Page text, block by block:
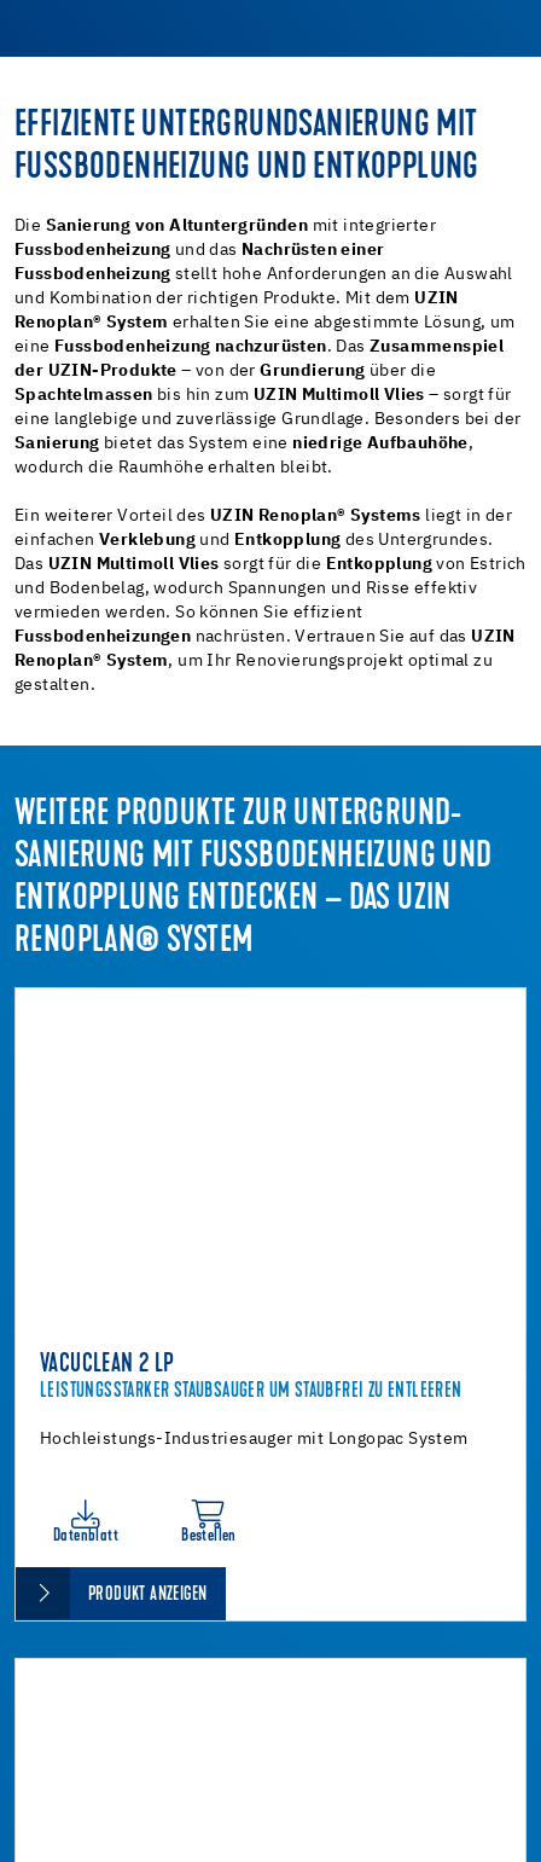
EFFIZIENTE UNTERGRUNDSANIERUNG MIT
FUSSBODENHEIZUNG UND ENTKOPPLUNG
Die Sanierung von Altuntergründen mit integrierter
Fussbodenheizung und das Nachrüsten einer
Fussbodenheizung stellt hohe Anforderungen an die Auswahl
und Kombination der richtigen Produkte. Mit dem UZIN
Renoplan® System erhalten Sie eine abgestimmte Lösung, um
eine Fussbodenheizung nachzurüsten. DasZusammenspiel
der UZIN-Produkte – von derGrundierung über die
Spachtelmassen bis hin zum UZIN Multimoll Vlies – sorgt für
eine langlebige und zuverlässige Grundlage. Besonders bei der
Sanierung bietet das System eine niedrige Aufbauhöhe,
wodurch die Raumhöhe erhalten bleibt.
Ein weiterer Vorteil des UZIN Renoplan® Systems liegt in der
einfachenVerklebung und Entkopplung des Untergrundes.
Das UZIN Multimoll Vlies sorgt für die Entkopplungvon Estrich
und Bodenbelag, wodurch Spannungen und Risse effektiv
vermieden werden. So können Sie effizient
Fussbodenheizungen nachrüsten. Vertrauen Sie auf das UZIN
Renoplan® System, um Ihr Renovierungsprojekt optimal zu
gestalten.
WEITERE PRODUKTE ZUR UNTERGRUND-
SANIERUNG MIT FUSSBODENHEIZUNG UND E
NTKOPPLUNG ENTDECKEN – DAS UZIN R
ENOPLAN® SYSTEM
VACUCLEAN 2 LP
LEISTUNGSSTARKER STAUBSAUGER UM STAUBFREI ZU ENTLEEREN
Hochleistungs-Industriesauger mit Longopac System
Datenblatt Bestellen
PRODUKT ANZEIGEN